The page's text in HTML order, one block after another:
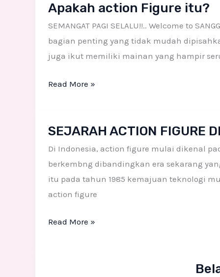
Apakah action Figure itu?
SEMANGAT PAGI SELALU!!.. Welcome to
bagian penting yang tidak mudah
juga ikut memiliki mainan yang hampir
action
Figure
itu?
Read More »
SEJARAH ACTION FIGURE
Di Indonesia, action figure mulai dikenal
berkembng dibandingkan era sekarang
itu pada tahun 1985 kemajuan teknologi
action figure
ACTION
FIGURE
DI
INDONESIA
Read More »
Bikin